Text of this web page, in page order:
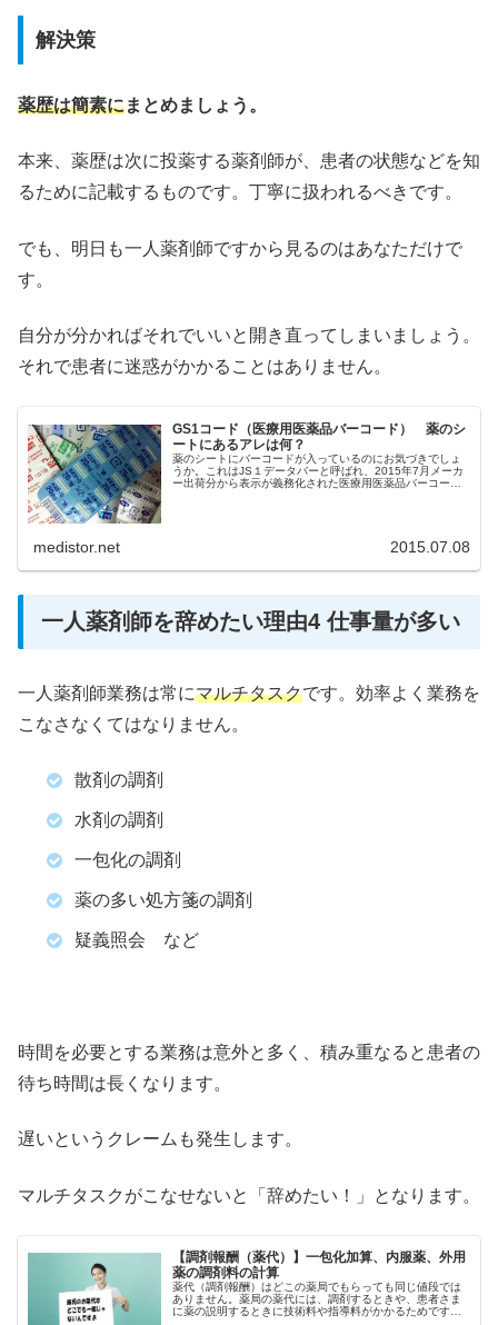
解決策
薬歴は簡素にまとめましょう。
本来、薬歴は次に投薬する薬剤師が、患者の状態などを知
るために記載するものです。丁寧に扱われるべきです。
でも、明日も一人薬剤師ですから見るのはあなただけで
す。
自分が分かればそれでいいと開き直ってしまいましょう。
それで患者に迷惑がかかることはありません。
GS1コード（医療用医薬品バーコード） 薬のシ
ートにあるアレは何？
薬のシートにバーコードが入っているのにお気づきでしょ
うか。これはJS１データバーと呼ばれ、2015年7月メーカ
ー出荷分から表示が義務化された医療用医薬品バーコード
medistor.net 2015.07.08
一人薬剤師を辞めたい理由4 仕事量が多い
一人薬剤師業務は常にマルチタスクです。効率よく業務を
こなさなくてはなりません。
散剤の調剤
水剤の調剤
一包化の調剤
薬の多い処方箋の調剤
疑義照会 など
時間を必要とする業務は意外と多く、積み重なると患者の
待ち時間は長くなります。
遅いというクレームも発生します。
マルチタスクがこなせないと「辞めたい！」となります。
【調剤報酬（薬代）】一包化加算、内服薬、外用
薬の調剤料の計算
薬代（調剤報酬）はどこの薬局でもらっても同じ値段では
ありません。薬局の薬代には、調剤するときや、患者さま
に薬の説明するときに技術料や指導料がかかるためです。